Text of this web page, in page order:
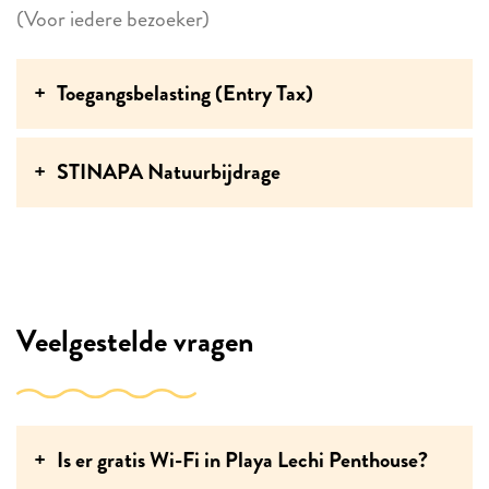
(Voor iedere bezoeker)
Toegangsbelasting (Entry Tax)
STINAPA Natuurbijdrage
Veelgestelde vragen
Is er gratis Wi-Fi in Playa Lechi Penthouse?